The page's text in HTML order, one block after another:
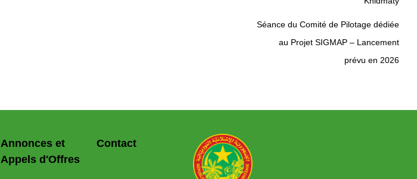
Séance du Comité de Pilotage dédiée
au Projet SIGMAP – Lancement
prévu en 2026
Contact
Annonces et
Appels d'Offres